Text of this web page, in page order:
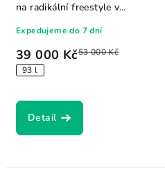
39 000 Kč53 000 Kč
93 l
Expedujeme do 7 dní
Detail
na radikální freestyle v...